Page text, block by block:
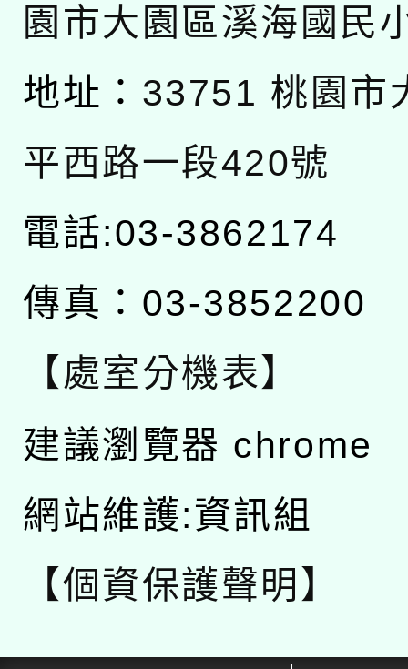
園市大園區溪海國民
地址： 33751 桃園市
平西路一段420號
電話:03-3862174
傳真：03-3852200
【處室分機表】
建議瀏覽器 chrome
網站維護:資訊組
【個資保護聲明】